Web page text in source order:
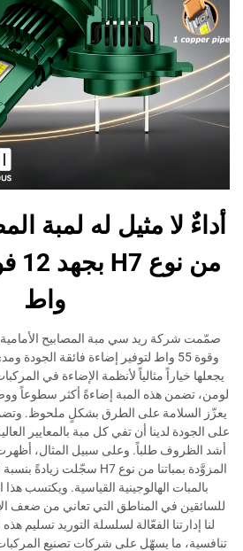
أداءٌ لا مثيل له لمبة
واط
وقوة 55 واط لتوفير إضاءة فائقة
لومن، تضمن هذه المبة إضاءةً أكثر سطوعاً
يعزّز السلامة على الطرق بشكلٍ ملحوظ.
على الجودة لدينا أن تفي كل مبة بالمعايير
أشد الظروف طلباً. وعلى سبيل المثال،
بالمبات الهالوجينية القياسية. ويكتسب هذا
للسائقين في المناطق التي تعاني من ضعف
لنا إدارتنا الفعّالة لسلسلة التوريد تسليم هذه
تنافسية، ما يسهّل على شركات تصنيع